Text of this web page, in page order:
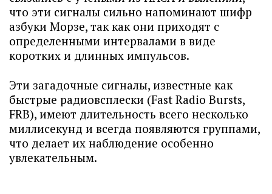
что эти сигналы сильно напоминают шифр
азбуки Морзе, так как они приходят с
определенными интервалами в виде
коротких и длинных импульсов.
Эти загадочные сигналы, известные как
быстрые радиовсплески (Fast Radio Bursts,
FRB), имеют длительность всего несколько
миллисекунд и всегда появляются группами,
что делает их наблюдение особенно
увлекательным.